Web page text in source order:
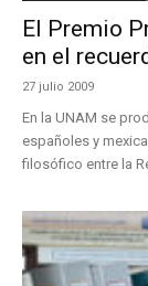
El Premio
en el
27 julio 2009
En la UNAM se
españoles y
filosófico entre la